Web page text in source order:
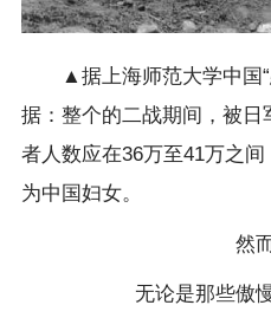
▲据上海师范大学中国“
据：整个的二战期间，被
者人数应在36万至41万之
为中国妇女。
然
无论是那些傲